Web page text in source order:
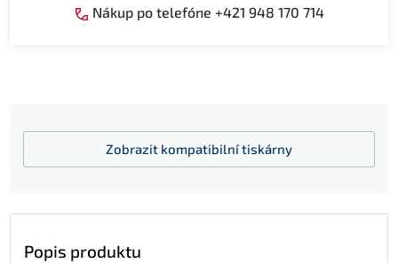
Nákup po telefóne +421 948 170 714
Zobrazit kompatibilní tiskárny
Popis produktu